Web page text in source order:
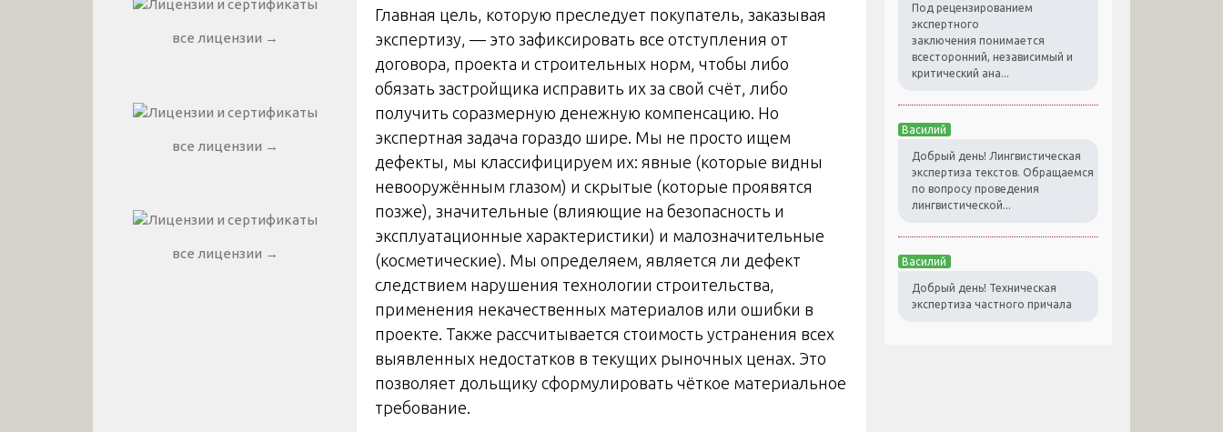
Главная цель, которую преследует покупатель, заказывая
экспертизу, — это зафиксировать все отступления от
договора, проекта и строительных норм, чтобы либо
обязать застройщика исправить их за свой счёт, либо
получить соразмерную денежную компенсацию. Но
экспертная задача гораздо шире. Мы не просто ищем
дефекты, мы классифицируем их: явные (которые видны
невооружённым глазом) и скрытые (которые проявятся
позже), значительные (влияющие на безопасность и
эксплуатационные характеристики) и малозначительные
(косметические). Мы определяем, является ли дефект
следствием нарушения технологии строительства,
применения некачественных материалов или ошибки в
проекте. Также рассчитывается стоимость устранения всех
выявленных недостатков в текущих рыночных ценах. Это
позволяет дольщику сформулировать чёткое материальное
требование.
все лицензии →
все лицензии →
все лицензии →
Под рецензированием
экспертного
заключения понимается
всесторонний, независимый и
критический ана...
Василий
Добрый день! Лингвистическая
экспертиза текстов. Обращаемся
по вопросу проведения
лингвистической...
Василий
Добрый день! Техническая
экспертиза частного причала